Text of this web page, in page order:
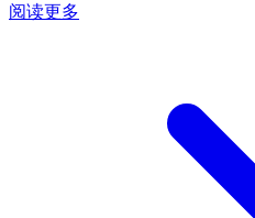
阅读更多